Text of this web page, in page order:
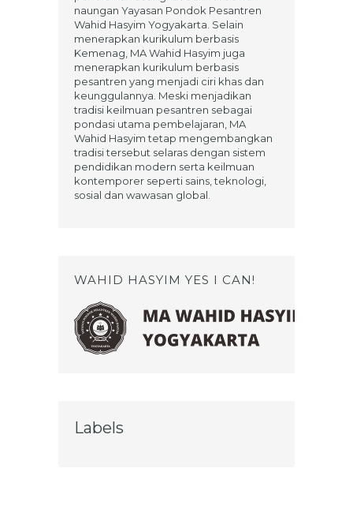
naungan Yayasan Pondok Pesantren
Wahid Hasyim Yogyakarta. Selain
menerapkan kurikulum berbasis
Kemenag, MA Wahid Hasyim juga
menerapkan kurikulum berbasis
pesantren yang menjadi ciri khas dan
keunggulannya. Meski menjadikan
tradisi keilmuan pesantren sebagai
pondasi utama pembelajaran, MA
Wahid Hasyim tetap mengembangkan
tradisi tersebut selaras dengan sistem
pendidikan modern serta keilmuan
kontemporer seperti sains, teknologi,
sosial dan wawasan global.
WAHID HASYIM YES I CAN!
Labels